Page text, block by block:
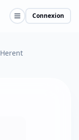
Connexion
Herent